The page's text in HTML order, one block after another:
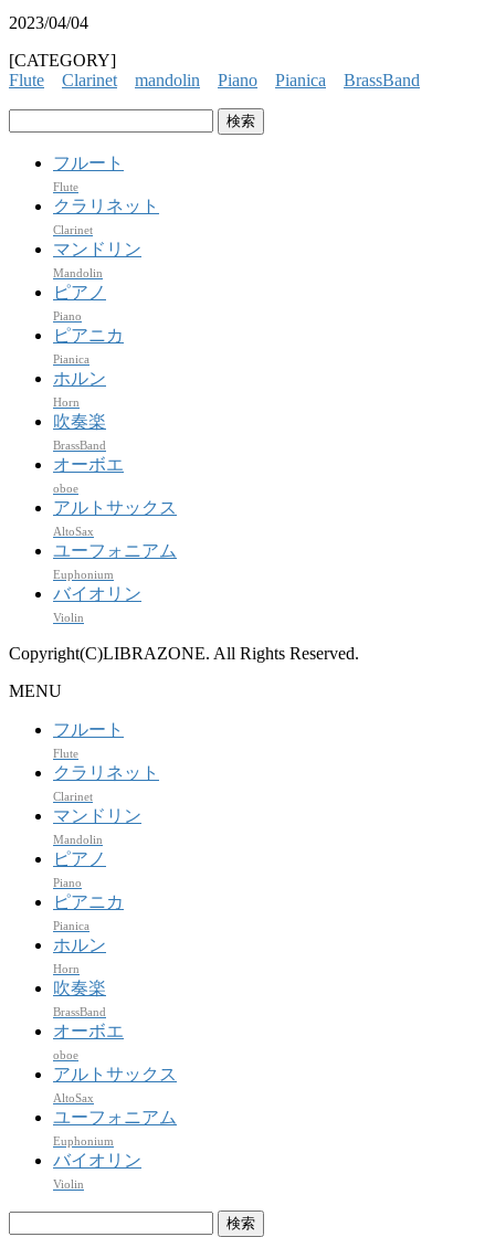
2023/04/04
[CATEGORY]
Flute
Clarinet mandolin Piano Pianica
BrassBand
フルート
Flute
クラリネット
Clarinet
マンドリン
Mandolin
ピアノ
Piano
ピアニカ
Pianica
ホルン
Horn
吹奏楽
BrassBand
オーボエ
oboe
アルトサックス
AltoSax
ユーフォニアム
Euphonium
バイオリン
Violin
Copyright(C)LIBRAZONE. All Rights Reserved.
MENU
フルート
Flute
クラリネット
Clarinet
マンドリン
Mandolin
ピアノ
Piano
ピアニカ
Pianica
ホルン
Horn
吹奏楽
BrassBand
オーボエ
oboe
アルトサックス
AltoSax
ユーフォニアム
Euphonium
バイオリン
Violin